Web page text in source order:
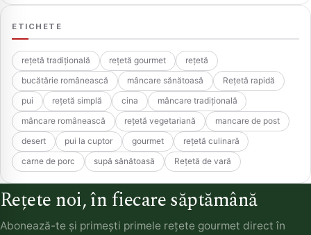
ETICHETE
rețetă tradițională rețetă gourmet
rețetă
bucătărie românească
mâncare sănătoasă
Rețetă rapidă
pui
rețetă simplă cina
mâncare tradițională
mâncare românească
rețetă vegetariană
mancare de post
desert
pui la cuptor gourmet
rețetă culinară
carne de porc
supă sănătoasă Rețetă de vară
Rețete noi, în fiecare săptămână
Abonează-te și primești primele rețete gourmet direct în